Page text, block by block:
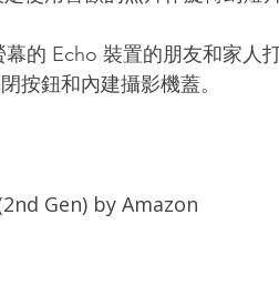
的 Echo 裝置的朋友和家人打
按鈕和內建攝影機蓋。
Gen) by Amazon